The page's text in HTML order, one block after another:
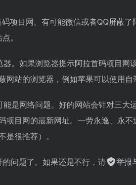
项目网。有可能微信或者QQ屏蔽
。
。如果浏览器提示阿拉首码项目
网站的浏览器，例如苹果可以使用
是网络问题。好的网站会针对三
项目网的最新网址。一劳永逸、永
是很推荐）。
问题了。如果还是不行，请 举报